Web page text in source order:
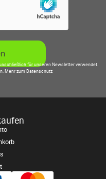
für unseren Newsletter verwendet.
Mehr zum Datenschutz